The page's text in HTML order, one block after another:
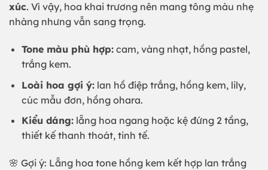
xúc. Vì vậy, hoa khai trương nên mang tông màu nhẹ
nhàng nhưng vẫn sang trọng.
Tone màu phù hợp:cam, vàng nhạt, hồng pastel,
trắng kem.
Loài hoa gợi ý:lan hồ điệp trắng, hồng kem, lily,
cúc mẫu đơn, hồng ohara.
Kiểu dáng:lẵng hoa ngang hoặc kệ đứng 2 tầng,
thiết kế thanh thoát, tinh tế.
🌸 Gợi ý: Lẵng hoa tone hồng kem kết hợp lan trắng